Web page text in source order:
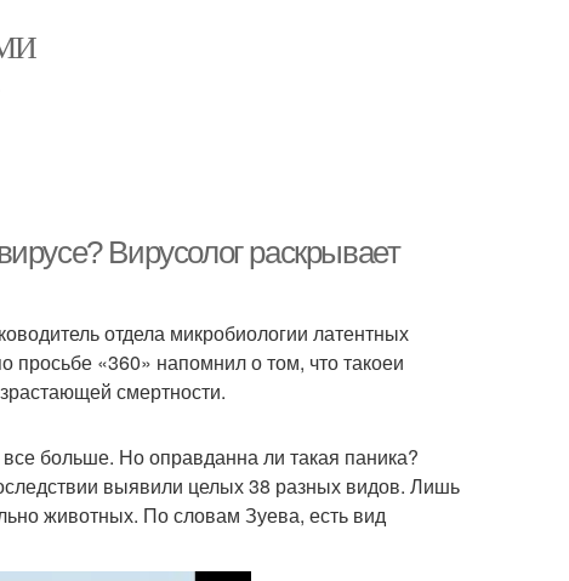
Вирусолог раскрывает
отдела микробиологии латентных
просьбе «360» напомнил о том, что такоеи
смертности.
больше. Но оправданна ли такая паника?
выявили целых 38 разных видов. Лишь
животных. По словам Зуева, есть вид